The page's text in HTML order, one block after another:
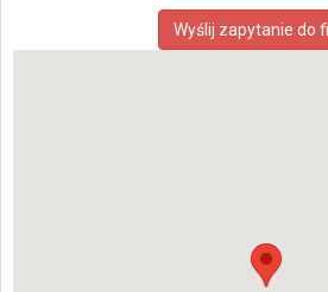
Wyślij zapytanie do